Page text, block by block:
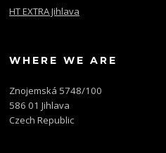
HT EXTRA Jihlava
WHERE WE ARE
Znojemská 5748/100
586 01 Jihlava
Czech Republic